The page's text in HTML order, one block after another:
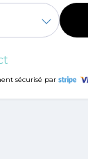
sécurisé par